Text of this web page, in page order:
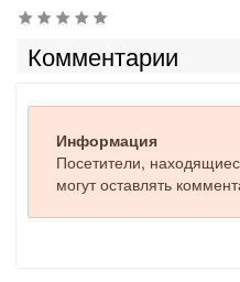
Комментарии
Информация
Посетители,
могут оставлять